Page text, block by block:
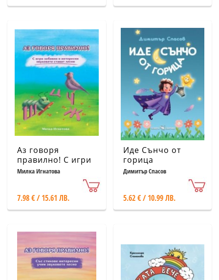
Аз говоря
правилно! С игри
забавни и
звуковете стават
лесни (Ш,Ж,Ч,Ц)
Милка Игнатова
7.98 € / 15.61 ЛВ.
Иде Сънчо от
горица
Димитър Спасов
5.62 € / 10.99 ЛВ.